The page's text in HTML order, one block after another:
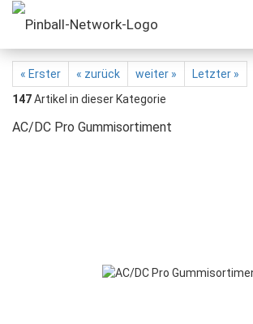
« Erster « zurück weiter »
Letzter »
147Artikel in dieser Kategorie
AC/DC Pro Gummisortiment